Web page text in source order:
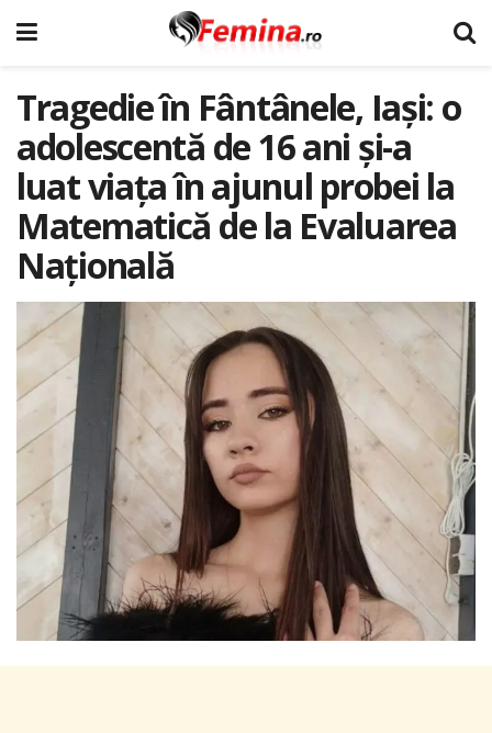
Tragedie în Fântânele, Iași: o
adolescentă de 16 ani și-a
luat viața în ajunul probei la
Matematică de la Evaluarea
Națională